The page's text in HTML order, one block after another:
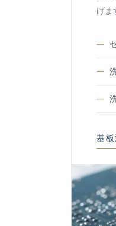
げま
基